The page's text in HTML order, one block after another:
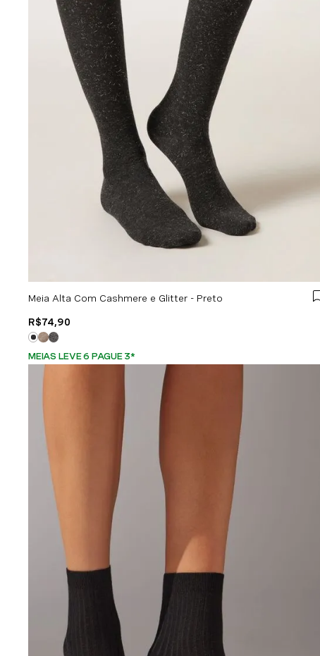
Meia Alta Com Cashmere e Glitter - Preto
R$74,90
MEIAS LEVE 6 PAGUE 3*